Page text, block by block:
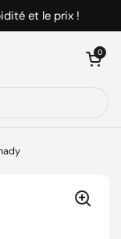
et le prix !
Ouvrir le
0